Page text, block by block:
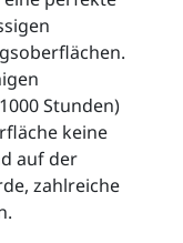
Stunden)
keine
auf der
zahlreiche